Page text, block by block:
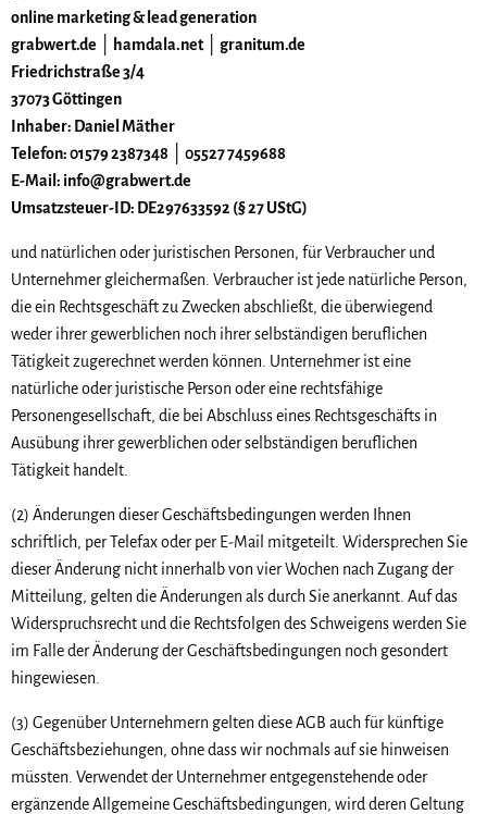
online marketing & lead generation
grabwert.de │ hamdala.net │ granitum.de
Friedrichstraße 3/4
37073 Göttingen
Inhaber: Daniel Mäther
Telefon: 01579 2387348 │ 05527 7459688
E-Mail: info@grabwert.de
Umsatzsteuer-ID: DE297633592 (§ 27 UStG)
und natürlichen oder juristischen Personen, für Verbraucher und
Unternehmer gleichermaßen. Verbraucher ist jede natürliche Person,
die ein Rechtsgeschäft zu Zwecken abschließt, die überwiegend
weder ihrer gewerblichen noch ihrer selbständigen beruflichen
Tätigkeit zugerechnet werden können. Unternehmer ist eine
natürliche oder juristische Person oder eine rechtsfähige
Personengesellschaft, die bei Abschluss eines Rechtsgeschäfts in
Ausübung ihrer gewerblichen oder selbständigen beruflichen
Tätigkeit handelt.
(2) Änderungen dieser Geschäftsbedingungen werden Ihnen
schriftlich, per Telefax oder per E-Mail mitgeteilt. Widersprechen Sie
dieser Änderung nicht innerhalb von vier Wochen nach Zugang der
Mitteilung, gelten die Änderungen als durch Sie anerkannt. Auf das
Widerspruchsrecht und die Rechtsfolgen des Schweigens werden Sie
im Falle der Änderung der Geschäftsbedingungen noch gesondert
hingewiesen.
(3) Gegenüber Unternehmern gelten diese AGB auch für künftige
Geschäftsbeziehungen, ohne dass wir nochmals auf sie hinweisen
müssten. Verwendet der Unternehmer entgegenstehende oder
ergänzende Allgemeine Geschäftsbedingungen, wird deren Geltung